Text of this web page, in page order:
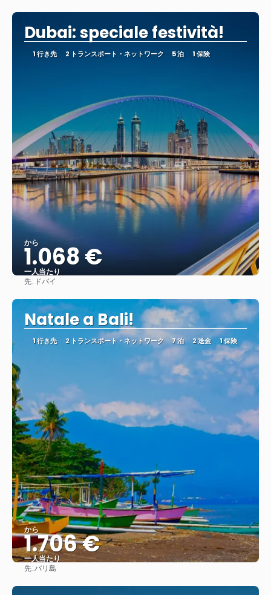
Dubai: speciale festività!
1 行き先 2 トランスポート・ネットワーク 5 泊 1 保険
から
1.068 €
一人当たり
先: ドバイ
Natale a Bali!
1 行き先 2 トランスポート・ネットワーク 7 泊 2 送金 1 保険
から
1.706 €
一人当たり
先:バリ島